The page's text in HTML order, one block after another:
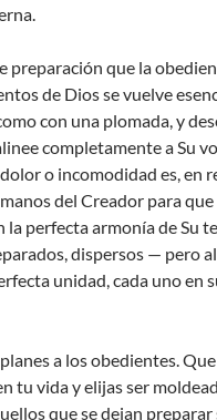
preparación que la
de Dios se vuelve
con una plomada, y
completamente a Su
o incomodidad es, en
del Creador para
la perfecta armonía de Su
dispersos — pero
unidad, cada uno en
a los obedientes.
tu vida y elijas ser
que se dejan preparar